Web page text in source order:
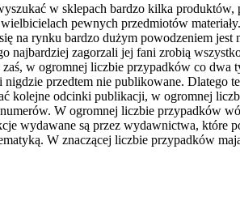
w sklepach bardzo kilka produktów,
pewnych przedmiotów materiały.
na rynku bardzo dużym powodzeniem jest
najbardziej zagorzali jej fani zrobią
w ogromnej liczbie przypadków co dwa
przedtem nie publikowane. Dlatego
kolejne odcinki publikacji, w ogromnej
W ogromnej liczbie przypadków
wydawane są przez wydawnictwa, które
W znaczącej liczbie przypadków